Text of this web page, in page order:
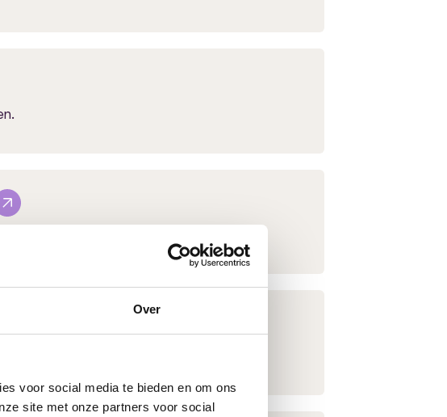
Over
voor social media te bieden en om ons
site met onze partners voor social
en gewenste functionaliteiten.